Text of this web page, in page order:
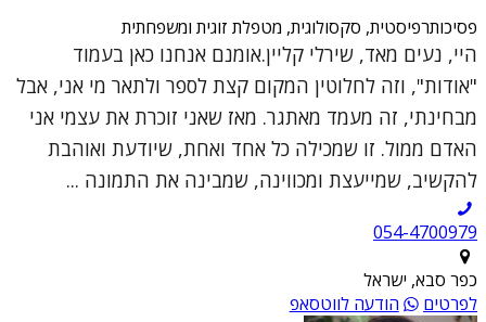
פסיכותרפיסטית, סקסולוגית, מטפלת זוגית ומשפחתית
היי, נעים מאד, שירלי קליין.אומנם אנחנו כאן בעמוד
"אודות", וזה לחלוטין המקום קצת לספר ולתאר מי אני, אבל
מבחינתי, זה מעמד מאתגר. מאז שאני זוכרת את עצמי אני
האדם ממול. זו שמכילה כל אחד ואחת, שיודעת ואוהבת
להקשיב, שמייעצת ומכווינה, שמבינה את התמונה ...
054-4700979
כפר סבא, ישראל
לפרטים
הודעה לווטסאפ